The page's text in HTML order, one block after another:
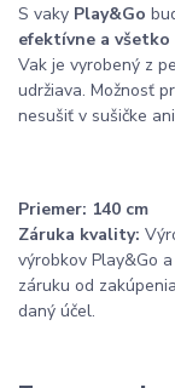
S vaky Play&Go
efektívne a všetko
Vak je vyrobený z
udržiava. Možnosť
nesušiť v sušičke
Priemer: 140 cm
Záruka kvality:
výrobkov Play&Go
záruku od
daný účel.